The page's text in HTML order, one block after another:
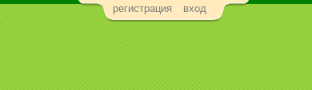
регистрация вход